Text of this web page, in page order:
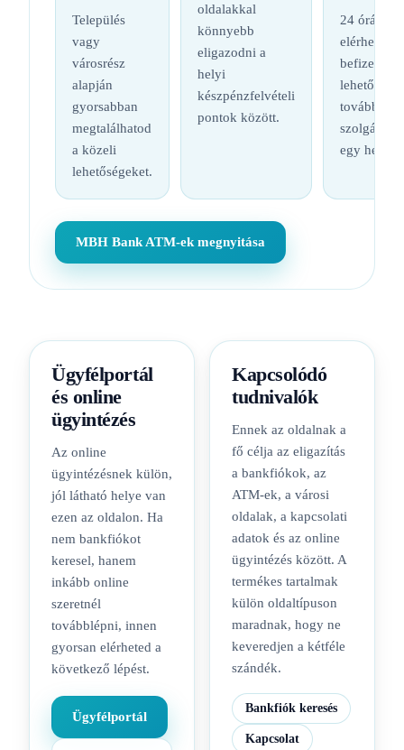
Település
vagy
városrész
alapján
gyorsabban
megtalálhatod
a közeli
lehetőségeket.
oldalakkal
könnyebb
eligazodni a
helyi
készpénzfelvételi
pontok között.
24 órás
befizetési
lehetőség
további
egy
MBH Bank ATM-ek megnyitása
Ügyfélportál
és online
ügyintézés
Az online
ügyintézésnek külön,
jól látható helye van
ezen az oldalon. Ha
nem bankfiókot
keresel, hanem
inkább online
szeretnél
továbblépni, innen
gyorsan elérheted a
következő lépést.
Ügyfélportál
Kapcsolódó
tudnivalók
Ennek az oldalnak a
fő célja az eligazítás
a bankfiókok, az
ATM-ek, a városi
oldalak, a kapcsolati
adatok és az online
ügyintézés között. A
termékes tartalmak
külön oldaltípuson
maradnak, hogy ne
keveredjen a kétféle
szándék.
Bankfiók keresés
Kapcsolat